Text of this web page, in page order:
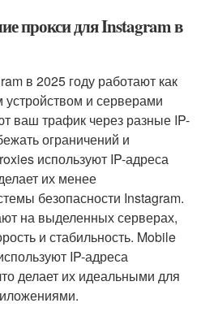
прокси для Instagram в
в 2025 году работают как
и серверами
ваш трафик через разные IP-
ограничений и
используют IP-адреса
их менее
безопасности Instagram.
на выделенных серверах,
и стабильность. Mobile
IP-адреса
делает их идеальными для